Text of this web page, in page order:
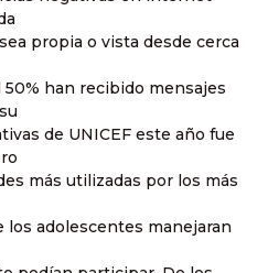
propia o vista desde cerca
50% han recibido mensajes
de UNICEF este año fue
más utilizadas por los más
adolescentes manejaran